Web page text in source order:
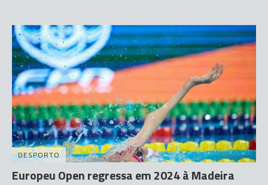
DESPORTO
Europeu Open regressa em 2024 à Madeira